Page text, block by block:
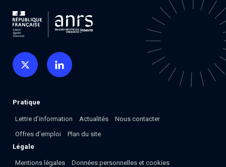
Pratique
Lettre d’information Actualités
Nous contacter
Offres d’emploi
Plan du site
Légale
Mentions légales Données personnelles et cookies